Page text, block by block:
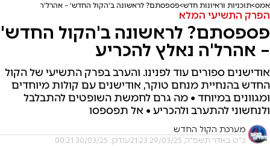
אמס תוכניות וראיונות חדש פספסתם? לראשונה ב'הקול החדש' – אהרל'ה נאלץ
הפרק התשיעי המלא
פספסתם? לראשונה ב'הקול החדש'
– אהרל'ה נאלץ להכריע
אודישנים ספורים עוד לפנינו. והערב בפרק התשיעי של הקול
החדש בהנחיית מנחם טוקר, אודישנים עם קולות מיוחדים
ומגוונים במיוחד • מה גרם לחמשת השופטים להתבלבל
ולנחשוני להתערב ולהכריע • אל תפספסו
מערכת הקול החדש
כ"ט באדר תשפ"ה, 29/03/25 21:23 עודכן: 30/03/25 00:21